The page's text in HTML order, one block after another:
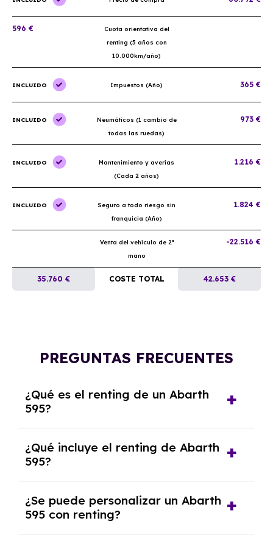
596 €
Cuota orientativa del
renting (5 años con
10.000km/año)
INCLUIDO Impuestos (Año) 365 €
INCLUIDO
Neumáticos (1 cambio de
todas las ruedas)
973 €
INCLUIDO
Mantenimiento y averías
(Cada 2 años)
1.216 €
INCLUIDO
Seguro a todo riesgo sin
franquicia (Año)
1.824 €
Venta del vehículo de 2ª
mano
-22.516 €
35.760 € COSTE TOTAL 42.653 €
PREGUNTAS FRECUENTES
¿Qué es el renting de un Abarth
595?
alquiler a largo plazo en el que pagas una
cuota mensual fija por el uso del coche
durante un periodo determinado,
generalmente entre 2 y 5 años.
¿Qué incluye el renting de Abarth
595?
seguro a todo riesgo, mantenimiento,
reparaciones, impuestos, asistencia en
carretera y gestión de la documentación.
¿Se puede personalizar un Abarth
595 con renting?